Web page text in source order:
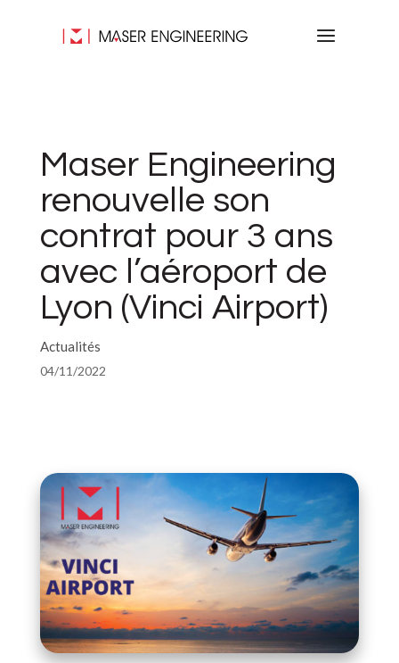
Maser Engineering
renouvelle son
contrat pour 3 ans
avec l’aéroport de
Lyon (Vinci Airport)
Actualités
04/11/2022